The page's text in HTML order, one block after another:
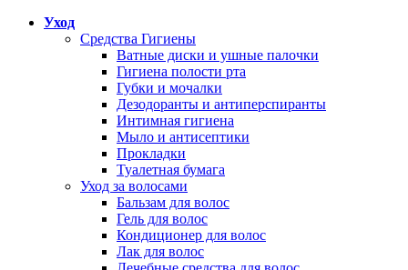
Уход
Средства Гигиены
Ватные диски и ушные палочки
Гигиена полости рта
Губки и мочалки
Дезодоранты и антиперспиранты
Интимная гигиена
Мыло и антисептики
Прокладки
Туалетная бумага
Уход за волосами
Бальзам для волос
Гель для волос
Кондиционер для волос
Лак для волос